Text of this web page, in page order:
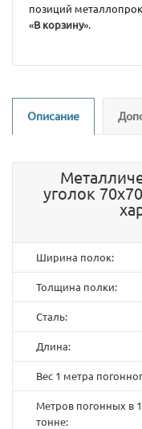
позиций
«В корзину».
Описание
уголок
Ширина полок:
Толщина полки:
Сталь:
Длина:
Вес 1 метра
Метров погонных в 1
тонне: